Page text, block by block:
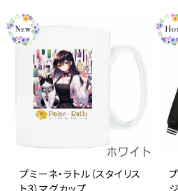
プミーネ・ラトル（スタイリス
ト3）マグカップ